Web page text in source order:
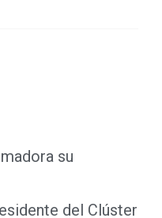
su
del Clúster